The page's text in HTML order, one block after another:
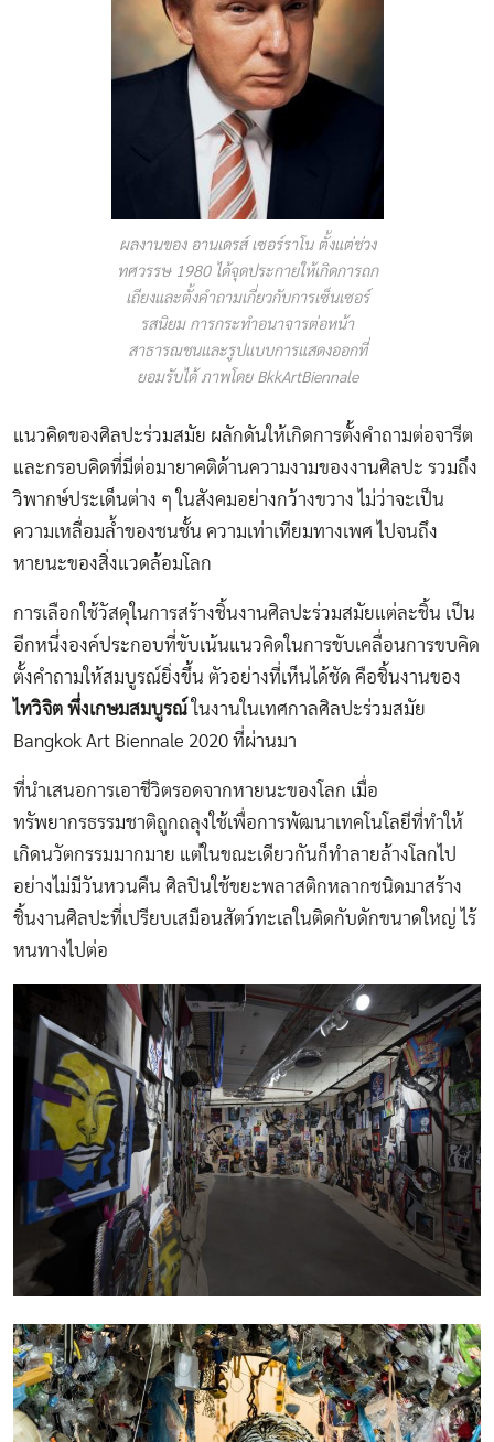
ผลงานของ อานเดรส์ เซอร์ราโน ตั้งแต่ช่วง
ทศวรรษ 1980 ได้จุดประกายให้เกิดการถก
เถียงและตั้งคำถามเกี่ยวกับการเซ็นเซอร์
รสนิยม การกระทำอนาจารต่อหน้า
สาธารณชนและรูปแบบการแสดงออกที่
ยอมรับได้ ภาพโดย BkkArtBiennale
แนวคิดของศิลปะร่วมสมัย ผลักดันให้เกิดการตั้งคำถามต่อจารีต
และกรอบคิดที่มีต่อมายาคติด้านความงามของงานศิลปะ รวมถึง
วิพากษ์ประเด็นต่าง ๆ ในสังคมอย่างกว้างขวาง ไม่ว่าจะเป็น
ความเหลื่อมล้ำของชนชั้น ความเท่าเทียมทางเพศ ไปจนถึง
หายนะของสิ่งแวดล้อมโลก
การเลือกใช้วัสดุในการสร้างชิ้นงานศิลปะร่วมสมัยแต่ละชิ้น เป็น
อีกหนึ่งองค์ประกอบที่ขับเน้นแนวคิดในการขับเคลื่อนการขบคิด
ตั้งคำถามให้สมบูรณ์ยิ่งขึ้น ตัวอย่างที่เห็นได้ชัด คือชิ้นงานของ
ไทวิจิต พึ่งเกษมสมบูรณ์ ในงานในเทศกาลศิลปะร่วมสมัย
Bangkok Art Biennale 2020 ที่ผ่านมา
ที่นำเสนอการเอาชีวิตรอดจากหายนะของโลก เมื่อ
ทรัพยากรธรรมชาติถูกถลุงใช้เพื่อการพัฒนาเทคโนโลยีที่ทำให้
เกิดนวัตกรรมมากมาย แต่ในขณะเดียวกันก็ทำลายล้างโลกไป
อย่างไม่มีวันหวนคืน ศิลปินใช้ขยะพลาสติกหลากชนิดมาสร้าง
ชิ้นงานศิลปะที่เปรียบเสมือนสัตว์ทะเลในติดกับดักขนาดใหญ่ ไร้
หนทางไปต่อ